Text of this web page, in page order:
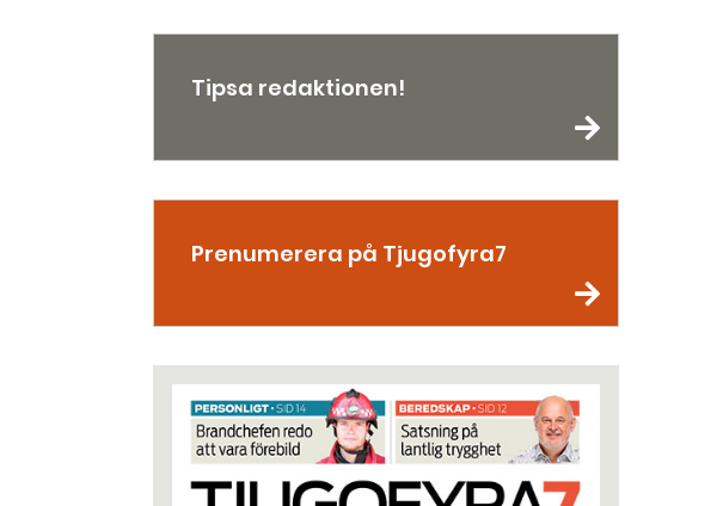
Tipsa redaktionen!
Prenumerera på Tjugofyra7